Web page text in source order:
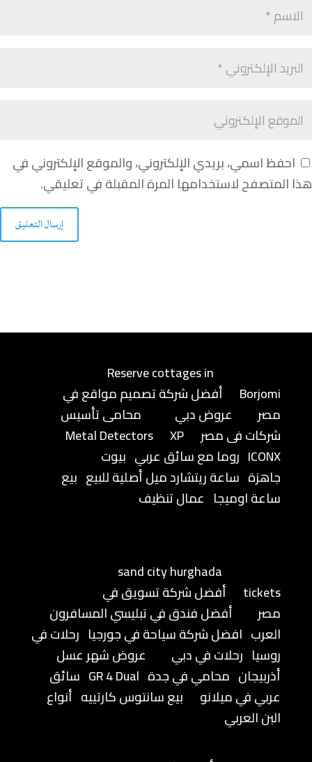
احفظ اسمي، بريدي الإلكتروني، والموقع الإلكتروني في
هذا المتصفح لاستخدامها المرة المقبلة في تعليقي.
إرسال التعليق
Reserve cottages in
Borjomi
أفضل شركة تصميم مواقع في
مصر
عروض دبي
محامى تأسيس
شركات فى مصر
Metal Detectors
XP
ICONX روما مع سائق عربي بيوت
جاهزة ساعة ريتشارد ميل أصلية للبيع بيع
ساعة اوميجا عمال تنظيف
sand city hurghada
tickets
أفضل شركة تسويق في
مصر
أفضل فندق في تبليسي المسافرون
العرب افضل شركة سياحة في جورجيا رحلات في
روسيا رحلات في دبي
عروض شهر عسل
أذربيجان محامي في جدة GR 4 Dual سائق
عربي في ميلانو
بيع سانتوس كارتييه أنواع
البن العربي